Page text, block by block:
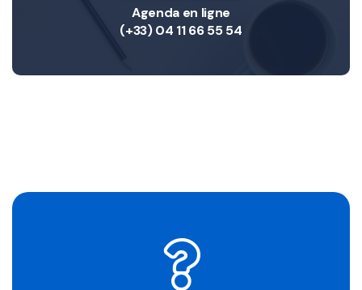
Agenda en ligne
(+33) 04 11 66 55 54